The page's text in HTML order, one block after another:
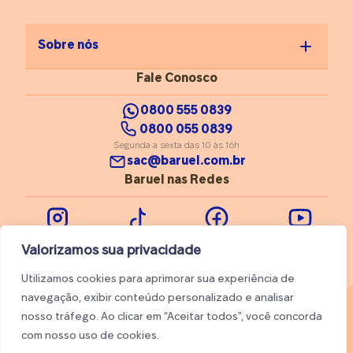
Valorizamos sua privacidade
Utilizamos cookies para aprimorar sua experiência de
navegação, exibir conteúdo personalizado e analisar
nosso tráfego. Ao clicar em “Aceitar todos”, você concorda
com nosso uso de cookies.
Sobre nós
Fale Conosco
0800 555 0839
0800 055 0839
Segunda a sexta das 10 às 16h
sac@baruel.com.br
Baruel nas Redes